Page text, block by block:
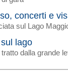
concerti e
sul Lago
lago
dalla grande